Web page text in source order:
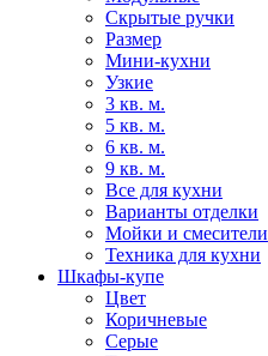
Скрытые ручки
Размер
Мини-кухни
Узкие
3 кв. м.
5 кв. м.
6 кв. м.
9 кв. м.
Все для кухни
Варианты отделки
Мойки и смесители
Техника для кухни
Шкафы-купе
Цвет
Коричневые
Серые